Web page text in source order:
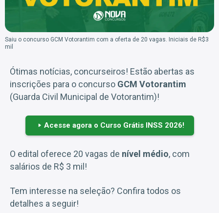
Saiu o concurso GCM Votorantim com a oferta de 20 vagas. Iniciais de R$3
mil
Ótimas notícias, concurseiros! Estão abertas as
inscrições para o concurso GCM Votorantim
(Guarda Civil Municipal de Votorantim)!
Acesse agora o Curso Grátis INSS 2026!
O edital oferece 20 vagas de nível médio, com
salários de R$ 3 mil!
Tem interesse na seleção? Confira todos os
detalhes a seguir!